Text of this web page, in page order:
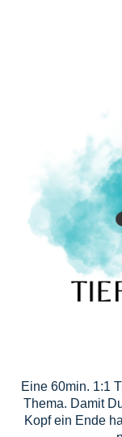
Eine 60min. 1:1
Thema. Damit
Kopf ein Ende